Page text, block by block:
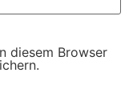
diesem Browser